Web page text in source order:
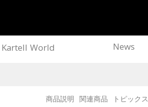
Kartell World News
商品説明 関連商品 トピックス